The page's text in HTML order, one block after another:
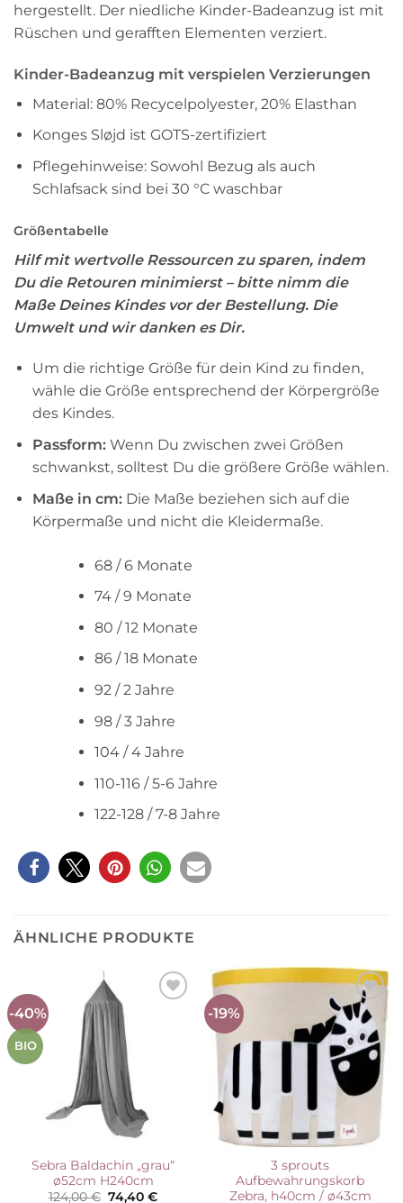
hergestellt. Der niedliche Kinder-Badeanzug ist mit
Rüschen und gerafften Elementen verziert.
Kinder-Badeanzug mit verspielen Verzierungen
Material: 80% Recycelpolyester, 20% Elasthan
Konges Sløjd ist GOTS-zertifiziert
Pflegehinweise: Sowohl Bezug als auch
Schlafsack sind bei 30 °C waschbar
Größentabelle
Hilf mit wertvolle Ressourcen zu sparen, indem
Du die Retouren minimierst – bitte nimm die
Maße Deines Kindes vor der Bestellung. Die
Umwelt und wir danken es Dir.
Um die richtige Größe für dein Kind zu finden,
wähle die Größe entsprechend der Körpergröße
des Kindes.
Passform:Wenn Du zwischen zwei Größen
schwankst, solltest Du die größere Größe wählen.
Maße in cm:Die Maße beziehen sich auf die
Körpermaße und nicht die Kleidermaße.
68 / 6 Monate
74 / 9 Monate
80 / 12 Monate
86 / 18 Monate
92 / 2 Jahre
98 / 3 Jahre
104 / 4 Jahre
110-116 / 5-6 Jahre
122-128 / 7-8 Jahre
ÄHNLICHE PRODUKTE
-40%
BIO
Wunschliste
Sebra Baldachin „grau“
ø52cm H240cm
124,00€ Ursprünglicher
74,40€Aktueller
-19%
Auf die
Wunschliste
3 sprouts
Aufbewahrungskorb
Zebra, h40cm / ø43cm